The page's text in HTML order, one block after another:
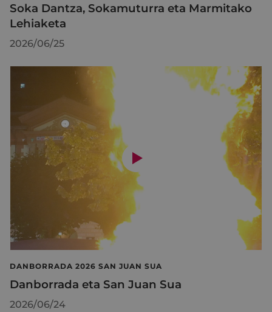
Soka Dantza, Sokamuturra eta Marmitako
Lehiaketa
2026/06/25
DANBORRADA 2026 SAN JUAN SUA
Danborrada eta San Juan Sua
2026/06/24